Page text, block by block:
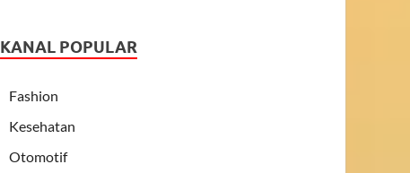
KANAL POPULAR
Fashion
Kesehatan
Otomotif